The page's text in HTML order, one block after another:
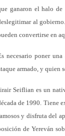
ganaron el halo
al
convertirse en
necesario poner
armado, y quien
Seiflian es un
de 1990. Tiene
y disfruta del
de Yereván